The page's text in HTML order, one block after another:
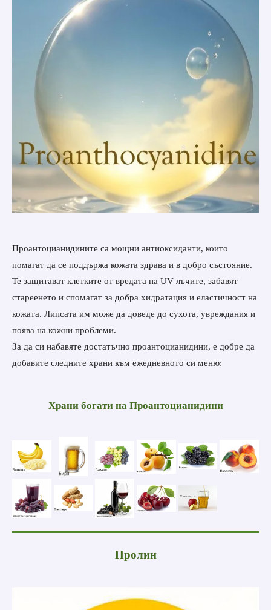
Проантоцианидините са мощни антиоксиданти, които
помагат да се поддържа кожата здрава и в добро състояние.
Те защитават клетките от вредата на UV лъчите, забавят
стареенето и спомагат за добра хидратация и еластичност на
кожата. Липсата им може да доведе до сухота, увреждания и
поява на кожни проблеми.
За да си набавяте достатъчно проантоцианидини, е добре да
добавите следните храни към ежедневното си меню:
Храни богати на Проантоцианидини
Пролин